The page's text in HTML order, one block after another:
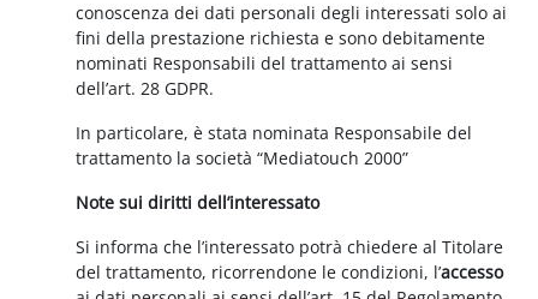
conoscenza dei dati personali degli interessati solo ai
fini della prestazione richiesta e sono debitamente
nominati Responsabili del trattamento ai sensi
dell’art. 28 GDPR.
In particolare, è stata nominata Responsabile del
trattamento la società “Mediatouch 2000”
Note sui diritti dell’interessato
Si informa che l’interessato potrà chiedere al Titolare
del trattamento, ricorrendone le condizioni, l’accesso